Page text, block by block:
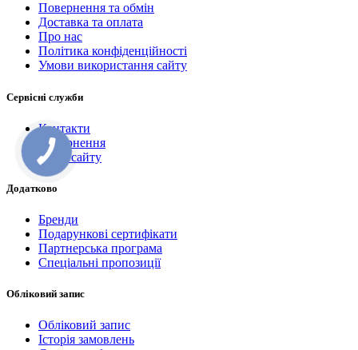
Повернення та обмін
Доставка та оплата
Про нас
Політика конфіденційності
Умови використання сайту
Сервісні служби
Контакти
Повернення
Мапа сайту
Додатково
Бренди
Подарункові сертифікати
Партнерська програма
Спеціальні пропозиції
Обліковий запис
Обліковий запис
Історія замовлень